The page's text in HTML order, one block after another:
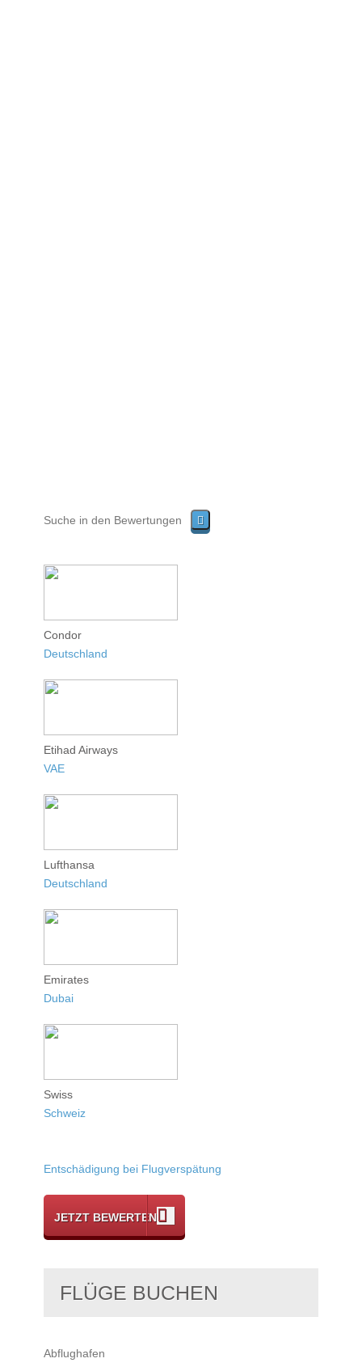
Condor
Deutschland
Etihad Airways
VAE
Lufthansa
Deutschland
Emirates
Dubai
Swiss
Schweiz
Entschädigung bei Flugverspätung
JETZT BEWERTEN
FLÜGE BUCHEN